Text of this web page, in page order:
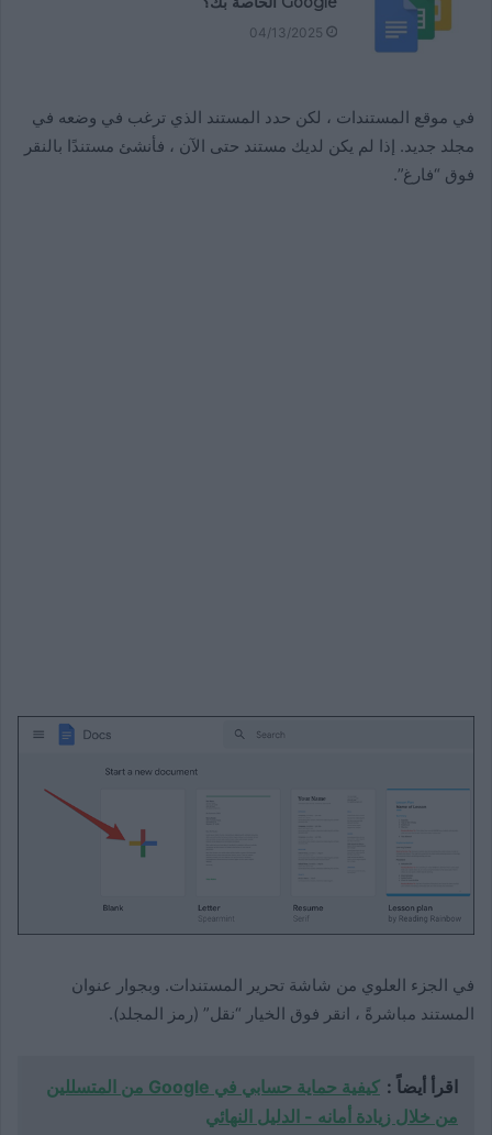
04/13/2025
في موقع المستندات ، لكن حدد المستند الذي ترغب في وضعه في
مجلد جديد. إذا لم يكن لديك مستند حتى الآن ، فأنشئ مستندًا بالنقر
فوق “فارغ”.
في الجزء العلوي من شاشة تحرير المستندات. وبجوار عنوان
المستند مباشرةً ، انقر فوق الخيار “نقل” (رمز المجلد).
اقرأ أيضاً :
كيفية حماية حسابي في Google من المتسللين
من خلال زيادة أمانه - الدليل النهائي